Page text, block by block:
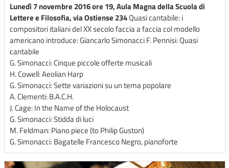
Lunedì 7 novembre 2016 ore 19, Aula Magna della Scuola di
Lettere e Filosofia, via Ostiense 234Quasi cantabile: i
compositori italiani del XX secolo faccia a faccia col modello
americano introduce: Giancarlo Simonacci F. Pennisi: Quasi
cantabile
G. Simonacci: Cinque piccole offerte musicali
H. Cowell: Aeolian Harp
G. Simonacci: Sette variazioni su un tema popolare
A. Clementi: B.A.C.H.
J. Cage: In the Name of the Holocaust
G. Simonacci: Stidda di luci
M. Feldman: Piano piece (to Philip Guston)
G. Simonacci: Bagatelle Francesco Negro, pianoforte